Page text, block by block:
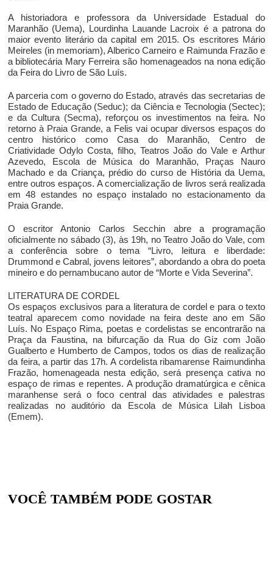
A historiadora e professora da Universidade Estadual do
Maranhão (Uema), Lourdinha Lauande Lacroix é a patrona do
maior evento literário da capital em 2015. Os escritores Mário
Meireles (in memoriam), Alberico Carneiro e Raimunda Frazão e
a bibliotecária Mary Ferreira são homenageados na nona edição
da Feira do Livro de São Luís.
A parceria com o governo do Estado, através das secretarias de
Estado de Educação (Seduc); da Ciência e Tecnologia (Sectec);
e da Cultura (Secma), reforçou os investimentos na feira. No
retorno à Praia Grande, a Felis vai ocupar diversos espaços do
centro histórico como Casa do Maranhão, Centro de
Criatividade Odylo Costa, filho, Teatros João do Vale e Arthur
Azevedo, Escola de Música do Maranhão, Praças Nauro
Machado e da Criança, prédio do curso de História da Uema,
entre outros espaços. A comercialização de livros será realizada
em 48 estandes no espaço instalado no estacionamento da
Praia Grande.
O escritor Antonio Carlos Secchin abre a programação
oficialmente no sábado (3), às 19h, no Teatro João do Vale, com
a conferência sobre o tema “Livro, leitura e liberdade:
Drummond e Cabral, jovens leitores”, abordando a obra do poeta
mineiro e do pernambucano autor de “Morte e Vida Severina”.
LITERATURA DE CORDEL
Os espaços exclusivos para a literatura de cordel e para o texto
teatral aparecem como novidade na feira deste ano em São
Luís. No Espaço Rima, poetas e cordelistas se encontrarão na
Praça da Faustina, na bifurcação da Rua do Giz com João
Gualberto e Humberto de Campos, todos os dias de realização
da feira, a partir das 17h. A cordelista ribamarense Raimundinha
Frazão, homenageada nesta edição, será presença cativa no
espaço de rimas e repentes. A produção dramatúrgica e cênica
maranhense será o foco central das atividades e palestras
realizadas no auditório da Escola de Música Lilah Lisboa
(Emem).
VOCÊ TAMBÉM PODE GOSTAR